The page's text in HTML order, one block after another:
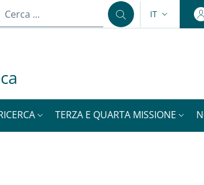
SELETTORE
IT
TERZA E QUARTA MISSIONE